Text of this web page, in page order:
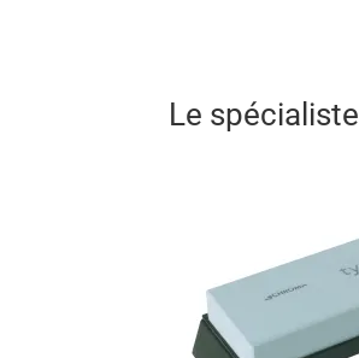
un couteau de cuisine.
Le